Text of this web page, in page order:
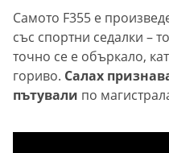
Самото F355 е
със спортни седалки –
точно се е объркало,
гориво. Салах
пътували по